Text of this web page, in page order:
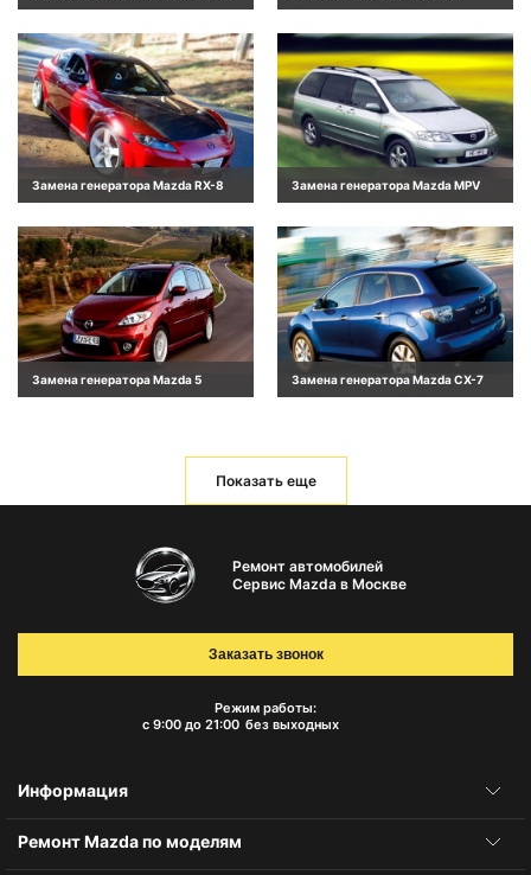
Замена генератора Mazda RX-8 Замена генератора Mazda MPV
Замена генератора Mazda 5 Замена генератора Mazda CX-7
Показать еще
Ремонт автомобилей
Сервис Mazda в Москве
Режим работы:
с 9:00 до 21:00 без выходных
Заказать звонок
Информация
Ремонт Mazda по моделям